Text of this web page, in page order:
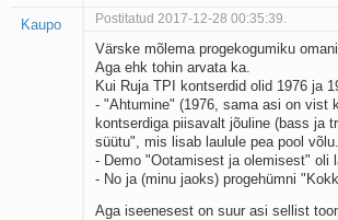
Päikeselapsed
Luigelaul
Nii vaikseks kõik on jäänud
Mis saab sellest loomusevalust
Ei mullast
Avanemine
Üleminek
Laul teost
Põhi, lõuna, ida, lääs
Kaupo Postitatud 2017-12-28 00:35:39.
Värske mõlema progekogumiku
Aga ehk tohin arvata ka.
Kui Ruja TPI kontserdid olid 1976 ja
- "Ahtumine" (1976, sama asi on vist
kontserdiga piisavalt jõuline (bass ja
süütu", mis lisab laulule pea pool võlu.
- Demo "Ootamisest ja olemisest" oli
- No ja (minu jaoks) progehümni
Aga iseenesest on suur asi sellist